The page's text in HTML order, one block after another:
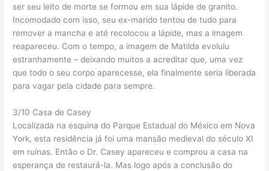
ser seu leito de morte se formou em sua lápide de granito.
Incomodado com isso, seu ex-marido tentou de tudo para
remover a mancha e até recolocou a lápide, mas a imagem
reapareceu. Com o tempo, a imagem de Matilda evoluiu
estranhamente – deixando muitos a acreditar que, uma vez
que todo o seu corpo aparecesse, ela finalmente seria liberada
para vagar pela cidade para sempre.
3/10 Casa de Casey
Localizada na esquina do Parque Estadual do México em Nova
York, esta residência já foi uma mansão medieval do século XI
em ruínas. Então o Dr. Casey apareceu e comprou a casa na
esperança de restaurá-la. Mas logo após a conclusão do